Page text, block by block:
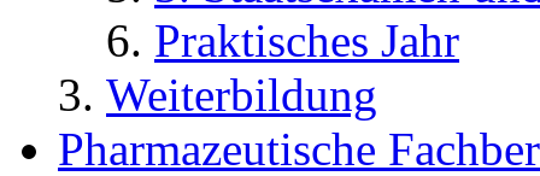
Praktisches Jahr
Weiterbildung
Pharmazeutische